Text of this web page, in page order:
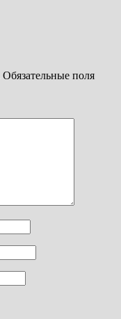
Обязательные поля